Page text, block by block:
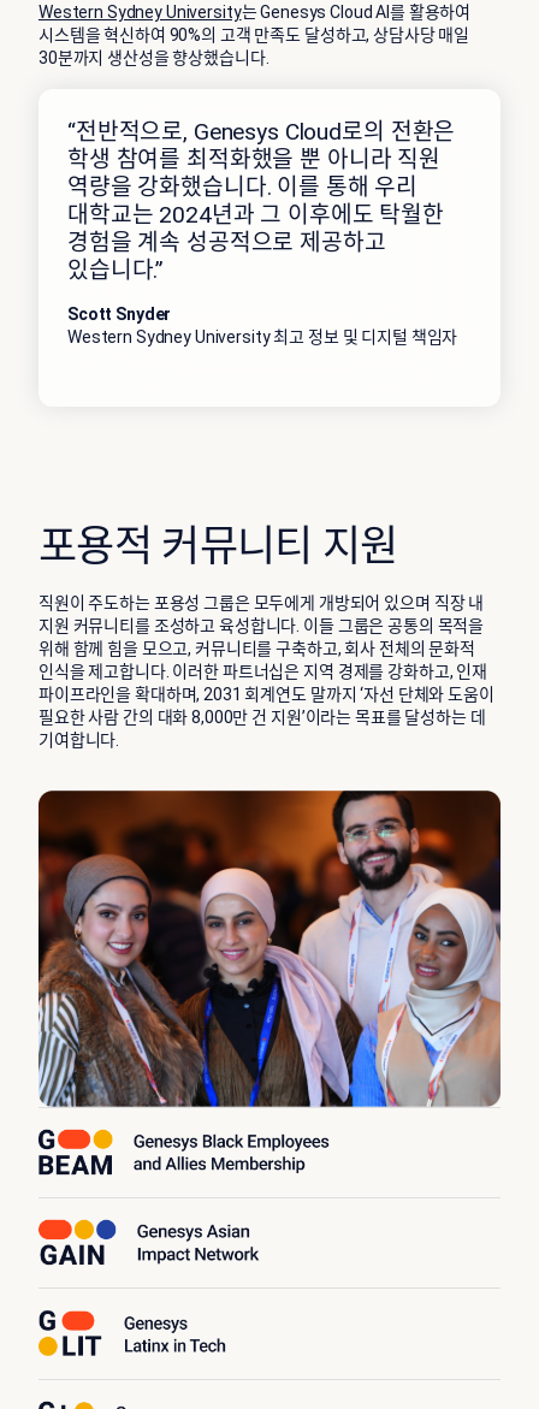
Western Sydney University는 Genesys Cloud AI를 활용하여
시스템을 혁신하여 90%의 고객 만족도 달성하고, 상담사당 매일
30분까지 생산성을 향상했습니다.
“전반적으로, Genesys Cloud로의 전환은
학생 참여를 최적화했을 뿐 아니라 직원
역량을 강화했습니다. 이를 통해 우리
대학교는 2024년과 그 이후에도 탁월한
경험을 계속 성공적으로 제공하고
있습니다.”
Scott Snyder
Western Sydney University 최고 정보 및 디지털 책임자
포용적 커뮤니티 지원
직원이 주도하는 포용성 그룹은 모두에게 개방되어 있으며 직장 내
지원 커뮤니티를 조성하고 육성합니다. 이들 그룹은 공통의 목적을
위해 함께 힘을 모으고, 커뮤니티를 구축하고, 회사 전체의 문화적
인식을 제고합니다. 이러한 파트너십은 지역 경제를 강화하고, 인재
파이프라인을 확대하며, 2031 회계연도 말까지 ‘자선 단체와 도움이
필요한 사람 간의 대화 8,000만 건 지원’이라는 목표를 달성하는 데
기여합니다.